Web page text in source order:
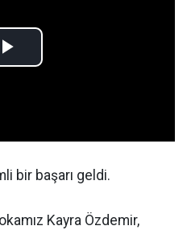
bir başarı geldi.
Kayra Özdemir,